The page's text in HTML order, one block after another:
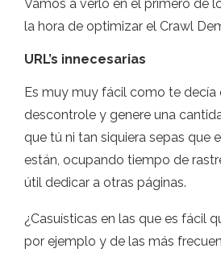
Vamos a verlo en el primero de
la hora de optimizar el Crawl
URL’s innecesarias
Es muy muy fácil como te decía
descontrole y genere una
que tú ni tan siquiera sepas que
están, ocupando tiempo de
útil dedicar a otras páginas.
¿Casuísticas en las que es fácil
por ejemplo y de las más